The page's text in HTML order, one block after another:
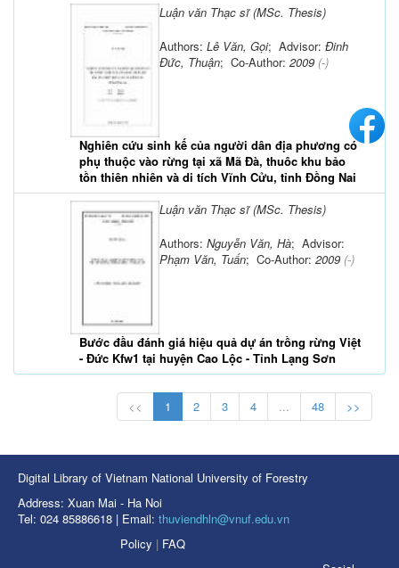
Luận văn Thạc sĩ (MSc. Thesis)
Nghiên cứu sinh kế của người dân địa phương có
phụ thuộc vào rừng tại xã Mã Đà, thuôc khu bảo
tồn thiên nhiên và di tích Vĩnh Cửu, tỉnh Đồng Nai
Authors: Lê Văn, Gọi; Advisor: Đinh
Đức, Thuận; Co-Author: 2009 (-)
Luận văn Thạc sĩ (MSc. Thesis)
Bước đầu đánh giá hiệu quả dự án trồng rừng Việt
- Đức Kfw1 tại huyện Cao Lộc - Tỉnh Lạng Sơn
Authors: Nguyễn Văn, Hà; Advisor:
Phạm Văn, Tuấn; Co-Author: 2009 (-)
<< 1 2 3 4 ... 48 >>
Digital Library of Vietnam National University of Forestry
Address: Xuan Mai - Ha Noi
Tel: 024 85886618 | Email: thuviendhln@vnuf.edu.vn
Policy | FAQ